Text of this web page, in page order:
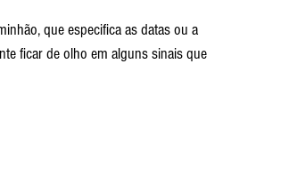
que especifica as datas ou a
ficar de olho em alguns sinais que